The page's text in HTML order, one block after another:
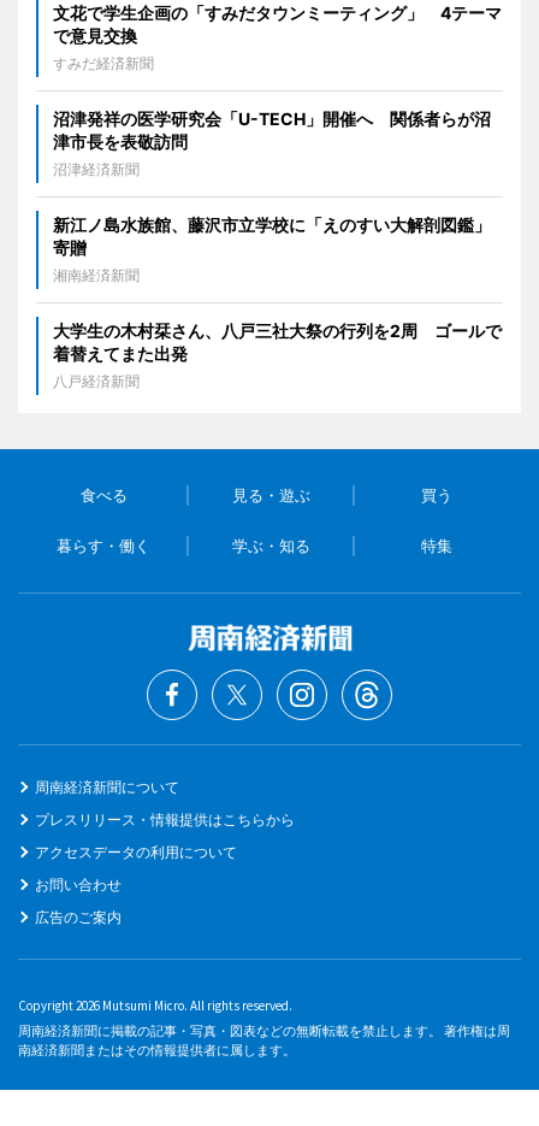
文花で学生企画の「すみだタウンミーティング」 4テーマ
で意見交換
すみだ経済新聞
沼津発祥の医学研究会「U-TECH」開催へ 関係者らが沼
津市長を表敬訪問
沼津経済新聞
新江ノ島水族館、藤沢市立学校に「えのすい大解剖図鑑」
寄贈
湘南経済新聞
大学生の木村栞さん、八戸三社大祭の行列を2周 ゴールで
着替えてまた出発
八戸経済新聞
食べる 見る・遊ぶ 買う
暮らす・働く 学ぶ・知る 特集
周南経済新聞について
プレスリリース・情報提供はこちらから
アクセスデータの利用について
お問い合わせ
広告のご案内
Copyright 2026 Mutsumi Micro. All rights reserved.
周南経済新聞に掲載の記事・写真・図表などの無断転載を禁止します。 著作権は周
南経済新聞またはその情報提供者に属します。